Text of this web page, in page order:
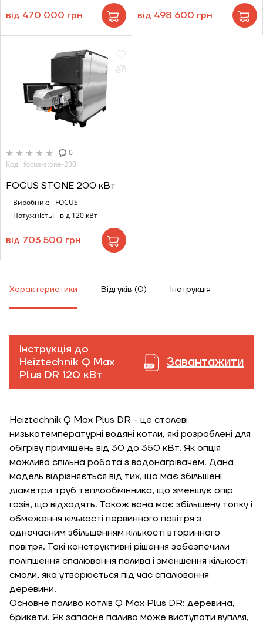
від 470 000 грн від 498 600 грн
0
Код: focus-stone-200
FOCUS STONE 200 кВт
Виробник:
FOCUS
Потужність:
від 120 кВт
від 703 500 грн
Характеристики Відгуків (0) Інструкція
Інструкція до
Heiztechnik Q Max
Plus DR 120 кВт
Завантажити
Heiztechnik Q Max Plus DR - це сталеві
низькотемпературні водяні котли, які розроблені для
обігріву приміщень від 30 до 350 кВт. Як опція
можлива спільна робота з водонагрівачем. Дана
модель відрізняється від тих, що має збільшені
діаметри труб теплообмінника, що зменшує опір
газів, що відходять. Також вона має збільшену топку і
обмеження кількості первинного повітря з
одночасним збільшенням кількості вторинного
повітря. Такі конструктивні рішення забезпечили
поліпшення спалювання палива і зменшення кількості
смоли, яка утворюється під час спалювання
деревини.
Основне паливо котлів Q Max Plus DR: деревина,
брикети. Як запасне паливо може виступати вугілля,